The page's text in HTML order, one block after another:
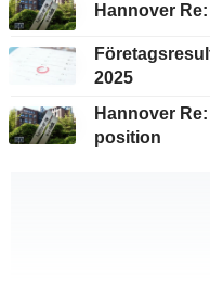
Hannover
2025
Hannover
position